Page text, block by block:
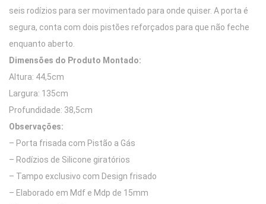
seis rodízios para ser movimentado para onde quiser. A porta é
segura, conta com dois pistões reforçados para que não feche
enquanto aberto.
Dimensões do Produto Montado:
Altura: 44,5cm
Largura: 135cm
Profundidade: 38,5cm
Observações:
– Porta frisada com Pistão a Gás
– Rodízios de Silicone giratórios
– Tampo exclusivo com Design frisado
– Elaborado em Mdf e Mdp de 15mm